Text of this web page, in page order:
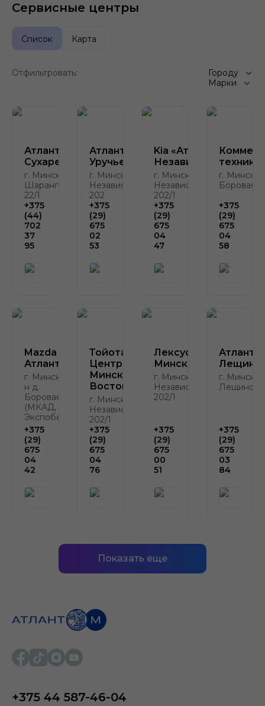
Сервисные центры
Список Карта
Отфильтровать:
Городу
Марки
Атлант-М
Сухарево
г. Минск, ул.
Шаранговича,
22/1
+375
(44)
702
37
95
Атлант-М
Уручье
г. Минск, пр.
Независимости,
202
+375
(29)
675
02
53
Kia «Атлант-М на
Независимости»
г. Минск, пр.
Независимости,
202/1
+375
(29)
675
04
47
техника
г. Минск,
Боровая,
+375
(29)
675
04
58
Mazda
Атлант-М
г. Минск, р-
н д.
Боровая, 2
(МКАД, у
Экспобела)
+375
(29)
675
04
42
Тойота
Центр
Минск
Восток
г. Минск, пр.
Независимости,
202/1
+375
(29)
675
04
76
Лексус-
Минск
г. Минск, пр.
Независимости,
202/1
+375
(29)
675
00
51
Атлант-
г. Минск,
+375
(29)
675
03
84
Показать еще
+375 44 587-46-04